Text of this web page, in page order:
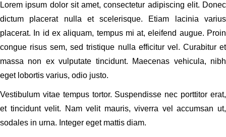
Lorem ipsum dolor sit amet, consectetur adipiscing elit. Donec
dictum placerat nulla et scelerisque. Etiam lacinia varius
placerat. In id ex aliquam, tempus mi at, eleifend augue. Proin
congue risus sem, sed tristique nulla efficitur vel. Curabitur et
massa non ex vulputate tincidunt. Maecenas vehicula, nibh
eget lobortis varius, odio justo.
Vestibulum vitae tempus tortor. Suspendisse nec porttitor erat,
et tincidunt velit. Nam velit mauris, viverra vel accumsan ut,
sodales in urna. Integer eget mattis diam.